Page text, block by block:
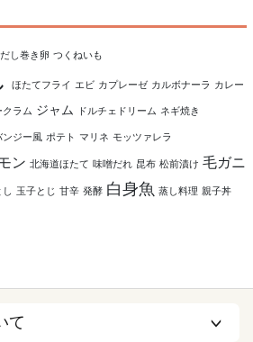
だし巻き卵 つくねいも
ほたてフライ エビ カプレーゼ カルボナーラ カレー
クラム ジャム ドルチェドリーム ネギ焼き
ンジー風 ポテト マリネ モッツァレラ
ン 北海道ほたて 味噌だれ 昆布 松前漬け 毛ガニ
玉子とじ 甘辛 発酵 白身魚 蒸し料理 親子丼
て